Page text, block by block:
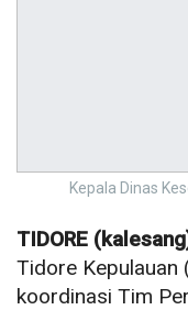
Kepala Dinas
TIDORE
Tidore Kepulauan
koordinasi Tim